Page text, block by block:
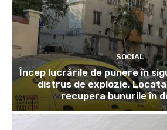
SOCIAL
Încep lucrările de punere în
distrus de explozie.
recupera bunurile în